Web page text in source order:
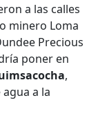
a las calles
minero Loma
Precious
poner en
,
a la